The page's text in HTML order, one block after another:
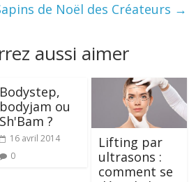
de Noël des Créateurs →
aussi aimer
Bodystep,
bodyjam ou
Sh'Bam ?
16 avril 2014
0
Lifting par
ultrasons :
comment se